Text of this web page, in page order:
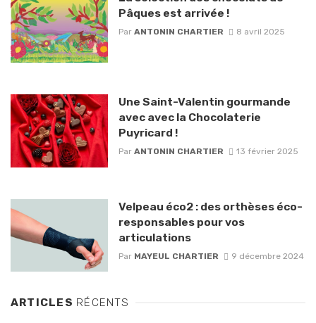
Pâques est arrivée !
Par ANTONIN CHARTIER 8 avril 2025
Une Saint-Valentin gourmande
avec avec la Chocolaterie
Puyricard !
Par ANTONIN CHARTIER 13 février 2025
Velpeau éco2 : des orthèses éco-
responsables pour vos
articulations
Par MAYEUL CHARTIER 9 décembre 2024
ARTICLES RÉCENTS